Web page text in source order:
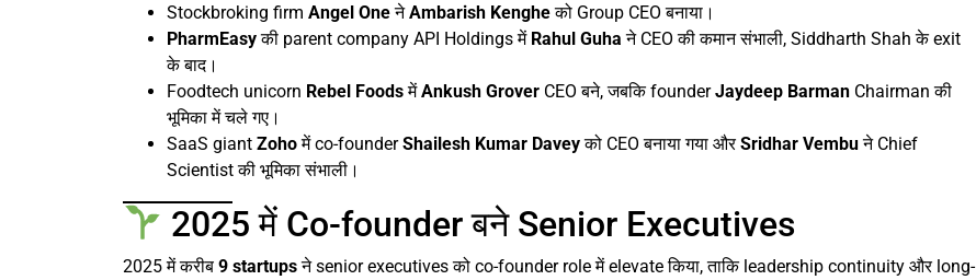
Stockbroking firm Angel OneनेAmbarish Kengheको Group CEO बनाया।
PharmEasyकी parent company API Holdings में Rahul Guha ने CEO की कमान संभाली, Siddharth Shah के exit
के बाद।
Foodtech unicorn Rebel FoodsमेंAnkush Grover CEO बने, जबकि founderJaydeep Barman Chairman की
भूमिका में चले गए।
SaaS giant Zohoमें co-founderShailesh Kumar Daveyको CEO बनाया गया औरSridhar Vembuने Chief
Scientist की भूमिका संभाली।
2025 में Co-founder बने Senior Executives
2025 में करीब 9 startupsने senior executives को co-founder role में elevate किया, ताकि leadership continuity और long-